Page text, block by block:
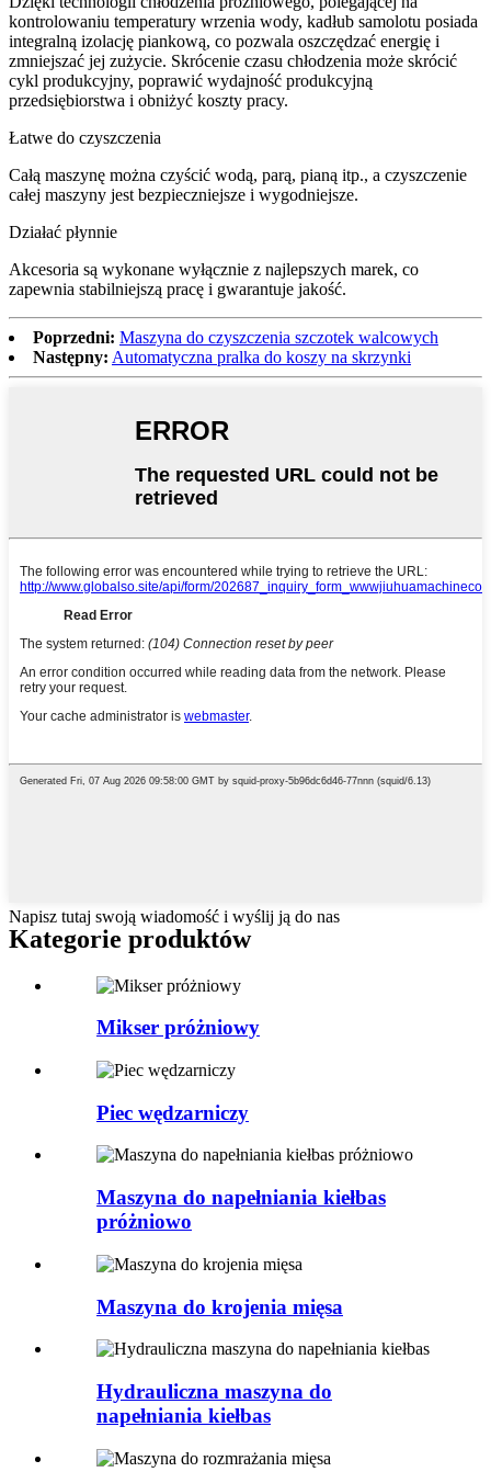
kontrolowaniu temperatury wrzenia wody, kadłub samolotu posiada
integralną izolację piankową, co pozwala oszczędzać energię i
zmniejszać jej zużycie. Skrócenie czasu chłodzenia może skrócić
cykl produkcyjny, poprawić wydajność produkcyjną
przedsiębiorstwa i obniżyć koszty pracy.
Łatwe do czyszczenia
Całą maszynę można czyścić wodą, parą, pianą itp., a czyszczenie
całej maszyny jest bezpieczniejsze i wygodniejsze.
Działać płynnie
Akcesoria są wykonane wyłącznie z najlepszych marek, co
zapewnia stabilniejszą pracę i gwarantuje jakość.
Poprzedni: Maszyna do czyszczenia szczotek walcowych
Następny: Automatyczna pralka do koszy na skrzynki
Napisz tutaj swoją wiadomość i wyślij ją do nas
Kategorie produktów
Mikser próżniowy
Piec wędzarniczy
Maszyna do napełniania kiełbas
próżniowo
Maszyna do krojenia mięsa
Hydrauliczna maszyna do
napełniania kiełbas